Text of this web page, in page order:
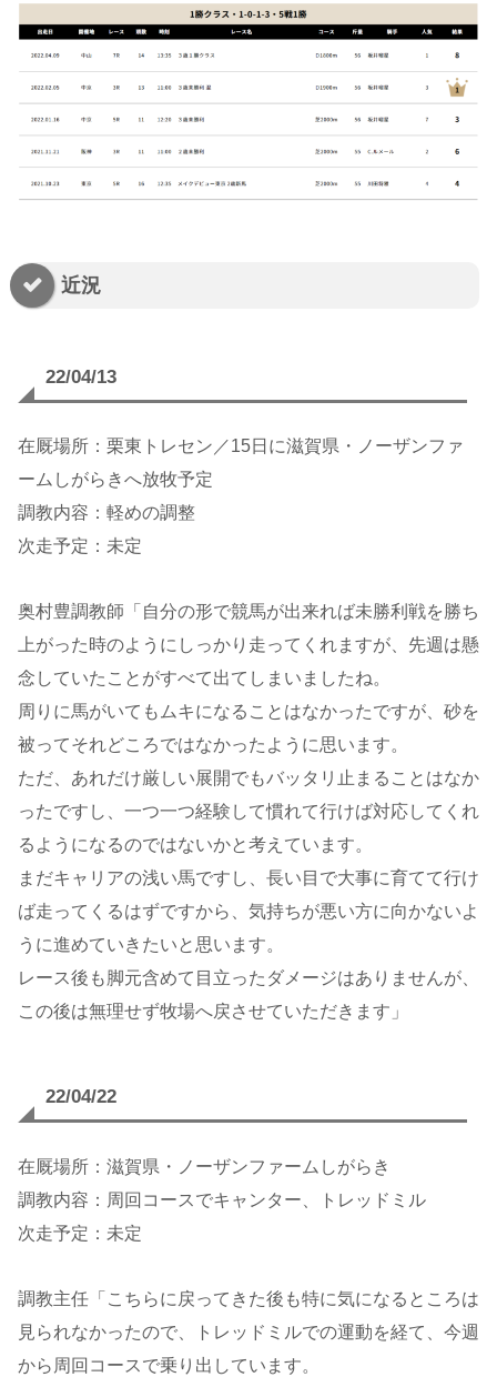
近況
22/04/13
在厩場所：栗東トレセン／15日に滋賀県・ノーザンファ
ームしがらきへ放牧予定
調教内容：軽めの調整
次走予定：未定
奥村豊調教師「自分の形で競馬が出来れば未勝利戦を勝ち
上がった時のようにしっかり走ってくれますが、先週は懸
念していたことがすべて出てしまいましたね。
周りに馬がいてもムキになることはなかったですが、砂を
被ってそれどころではなかったように思います。
ただ、あれだけ厳しい展開でもバッタリ止まることはなか
ったですし、一つ一つ経験して慣れて行けば対応してくれ
るようになるのではないかと考えています。
まだキャリアの浅い馬ですし、長い目で大事に育てて行け
ば走ってくるはずですから、気持ちが悪い方に向かないよ
うに進めていきたいと思います。
レース後も脚元含めて目立ったダメージはありませんが、
この後は無理せず牧場へ戻させていただきます」
22/04/22
在厩場所：滋賀県・ノーザンファームしがらき
調教内容：周回コースでキャンター、トレッドミル
次走予定：未定
調教主任「こちらに戻ってきた後も特に気になるところは
見られなかったので、トレッドミルでの運動を経て、今週
から周回コースで乗り出しています。